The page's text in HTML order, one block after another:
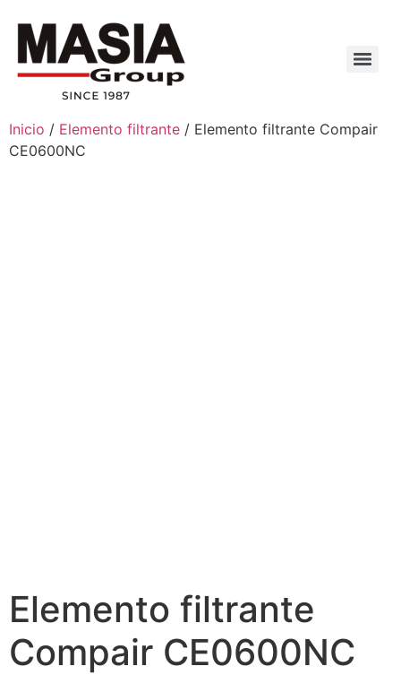
Inicio / Elemento filtrante / Elemento filtrante Compair
CE0600NC
Elemento filtrante
Compair CE0600NC